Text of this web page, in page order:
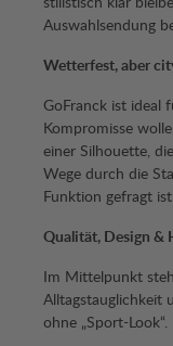
Auswahlsendung
Wetterfest, aber
GoFranck ist ideal
Kompromisse
einer Silhouette,
Wege durch die
Funktion gefragt
Qualität, Design &
Im Mittelpunkt
Alltagstauglichkeit
ohne „Sport-Look“.